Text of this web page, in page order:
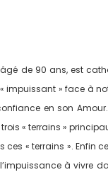
de 90 ans, est
impuissant » face à
en son
« terrains »
« terrains ». Enfin
à vivre